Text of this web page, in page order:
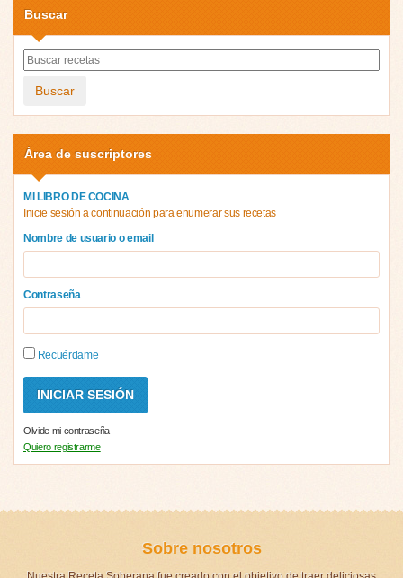
Buscar
Buscar
Área de suscriptores
MI LIBRO DE COCINA
Inicie sesión a continuación para enumerar sus recetas
Nombre de usuario o email
Contraseña
Recuérdame
Olvide mi contraseña
Quiero registrarme
Sobre nosotros